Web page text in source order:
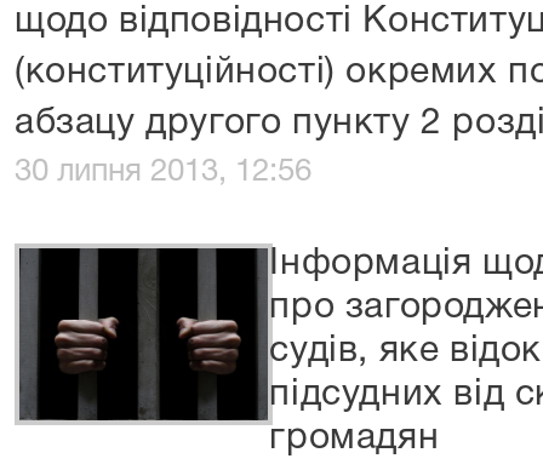
щодо відповідності
(конституційності) окремих
абзацу другого пункту 2
30 липня 2013, 12:56
Інформація
про
судів, яке
підсудних від
громадян